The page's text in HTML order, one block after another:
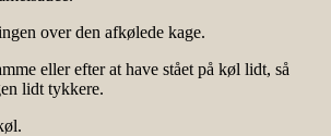
over den afkølede kage.
eller efter at have stået på køl lidt, så
lidt tykkere.